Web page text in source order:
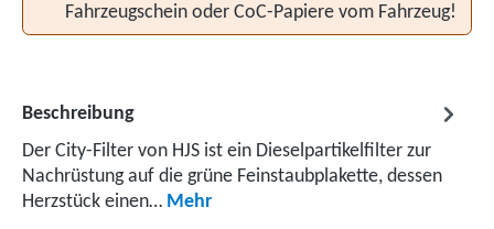
Fahrzeugschein oder CoC-Papiere vom Fahrzeug!
Beschreibung
Der City-Filter von HJS ist ein Dieselpartikelfilter zur
Nachrüstung auf die grüne Feinstaubplakette, dessen
Herzstück einen… Mehr